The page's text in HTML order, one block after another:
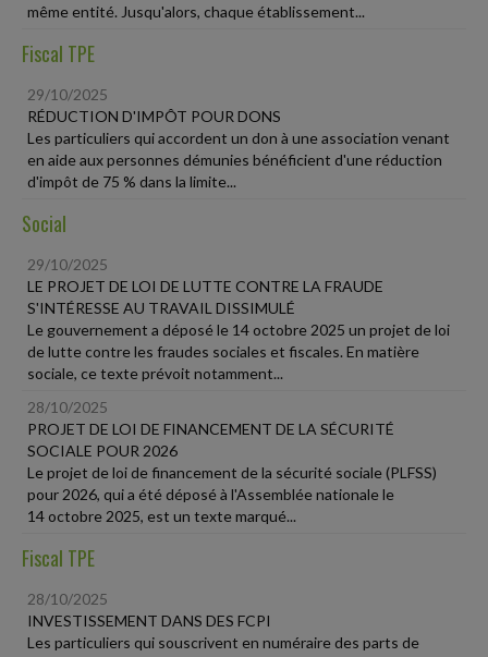
même entité. Jusqu'alors, chaque établissement...
Fiscal TPE
29/10/2025
RÉDUCTION D'IMPÔT POUR DONS
Les particuliers qui accordent un don à une association venant
en aide aux personnes démunies bénéficient d'une réduction
d'impôt de 75 % dans la limite...
Social
29/10/2025
LE PROJET DE LOI DE LUTTE CONTRE LA FRAUDE
S'INTÉRESSE AU TRAVAIL DISSIMULÉ
Le gouvernement a déposé le 14 octobre 2025 un projet de loi
de lutte contre les fraudes sociales et fiscales. En matière
sociale, ce texte prévoit notamment...
28/10/2025
PROJET DE LOI DE FINANCEMENT DE LA SÉCURITÉ
SOCIALE POUR 2026
Le projet de loi de financement de la sécurité sociale (PLFSS)
pour 2026, qui a été déposé à l'Assemblée nationale le
14 octobre 2025, est un texte marqué...
Fiscal TPE
28/10/2025
INVESTISSEMENT DANS DES FCPI
Les particuliers qui souscrivent en numéraire des parts de